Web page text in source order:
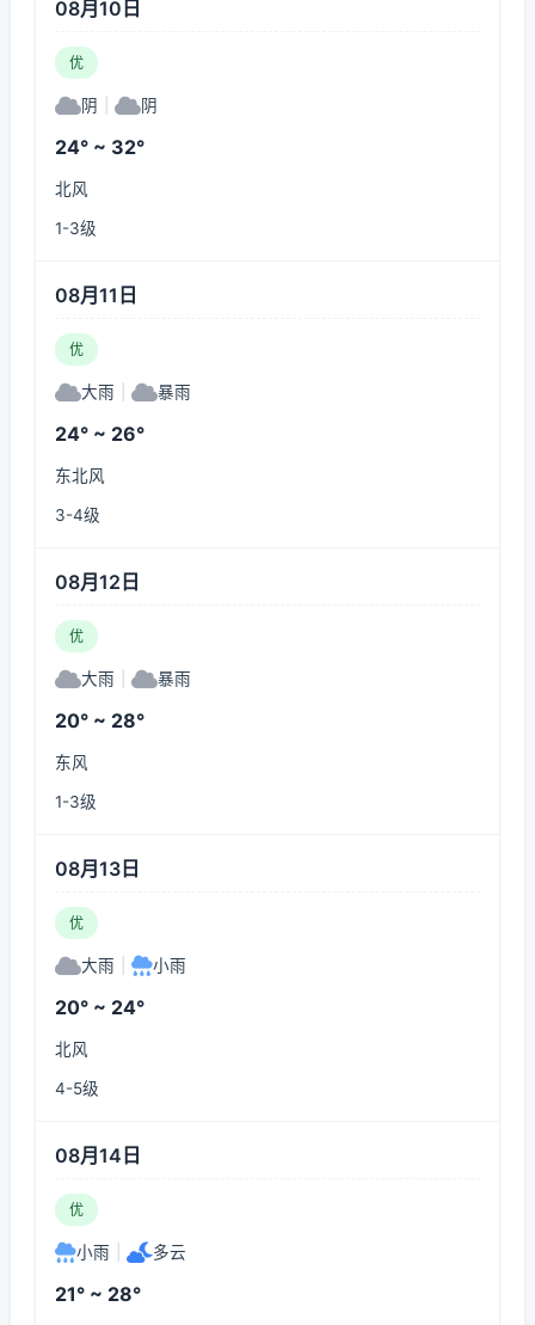
08月10日
优
阴 阴
24° ~ 32°
北风
1-3级
08月11日
优
大雨 暴雨
24° ~ 26°
东北风
3-4级
08月12日
优
大雨 暴雨
20° ~ 28°
东风
1-3级
08月13日
优
大雨 小雨
20° ~ 24°
北风
4-5级
08月14日
优
小雨 多云
21° ~ 28°